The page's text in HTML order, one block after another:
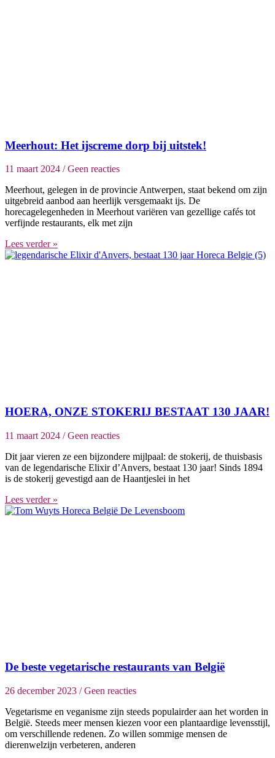
Meerhout: Het ijscreme dorp bij uitstek!
11 maart 2024 Geen reacties
Meerhout, gelegen in de provincie Antwerpen, staat bekend om zijn
uitgebreid aanbod aan heerlijk versgemaakt ijs. De
horecagelegenheden in Meerhout variëren van gezellige cafés tot
verfijnde restaurants, elk met zijn
Lees verder »
HOERA, ONZE STOKERIJ BESTAAT 130 JAAR!
11 maart 2024 Geen reacties
Dit jaar vieren ze een bijzondere mijlpaal: de stokerij, de thuisbasis
van de legendarische Elixir d’Anvers, bestaat 130 jaar! Sinds 1894
is de stokerij gevestigd aan de Haantjeslei in het
Lees verder »
De beste vegetarische restaurants van België
26 december 2023 Geen reacties
Vegetarisme en veganisme zijn steeds populairder aan het worden in
België. Steeds meer mensen kiezen voor een plantaardige levensstijl,
om verschillende redenen. Zo willen sommige mensen de
dierenwelzijn verbeteren, anderen